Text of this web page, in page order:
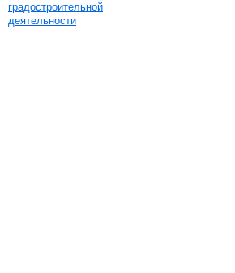
градостроительной
деятельности